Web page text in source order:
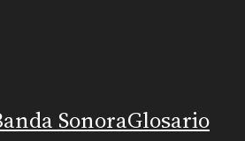
SonoraGlosario